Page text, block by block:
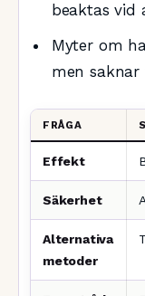
beaktas vid
Myter om
men saknar
FRÅGA
Effekt
Säkerhet
Alternativa
metoder